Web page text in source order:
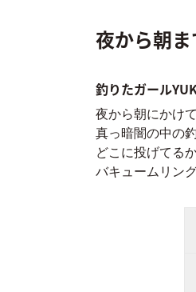
夜から朝ま
釣りたガール
夜から朝にかけ
真っ暗闇の中の
どこに投げてる
バキュームリン